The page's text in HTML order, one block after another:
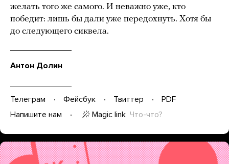
желать того же самого. И неважно уже, кто
победит: лишь бы дали уже передохнуть. Хотя бы
до следующего сиквела.
Антон Долин
Телеграм Фейсбук Твиттер
PDF
Напишите нам
Magic link Что-что?